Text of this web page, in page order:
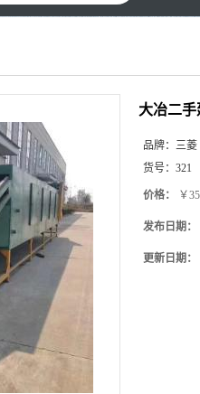
大冶二
品牌： 三菱
货号： 321
价格： ￥
发布日期：
更新日期：